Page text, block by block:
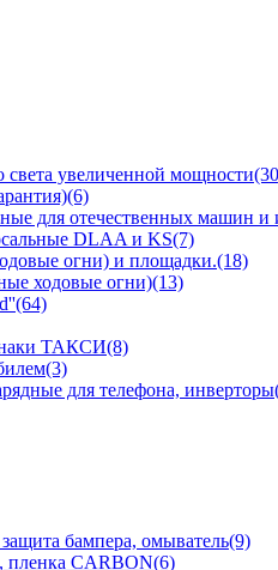
увеличенной
для отечественных машин
DLAA и KS(7)
огни) и площадки.(18)
ходовые огни)(13)
ТАКСИ(8)
для телефона,
бампера, омыватель(9)
пленка CARBON(6)